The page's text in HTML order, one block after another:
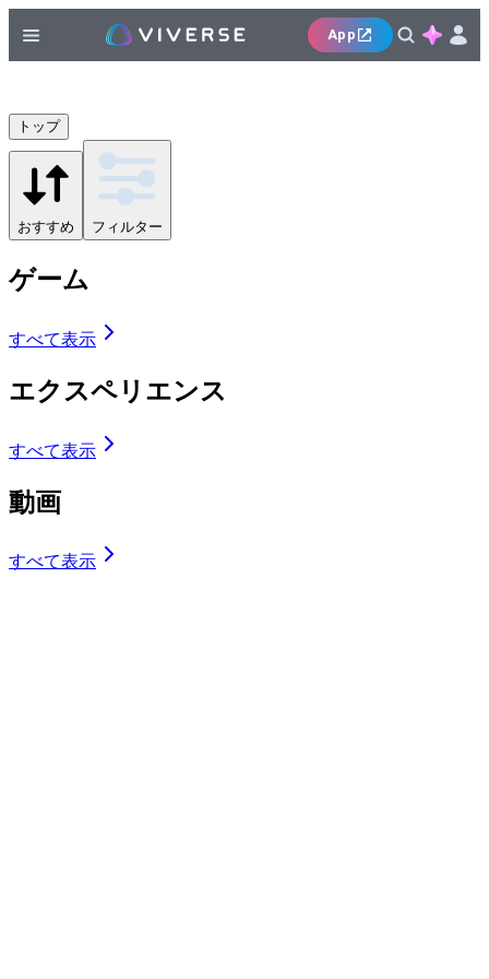
App
トップ
おすすめ フィルター
ゲーム
すべて表示
エクスペリエンス
すべて表示
動画
すべて表示